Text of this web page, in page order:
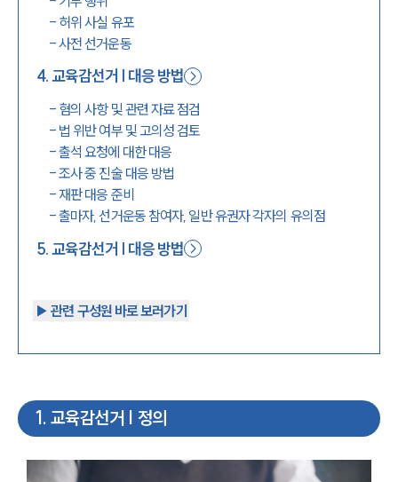
- 허위 사실 유포
-사전 선거운동
4.교육감선거 | 대응 방법
- 혐의 사항 및 관련 자료 점검
- 법 위반 여부 및 고의성 검토
-출석 요청에 대한 대응
-조사 중 진술 대응 방법
- 재판 대응 준비
-출마자, 선거운동 참여자, 일반 유권자 각자의 유의점
5.교육감선거 | 대응 방법
▶︎ 관련 구성원 바로 보러가기
1 . 교육감선거 | 정의